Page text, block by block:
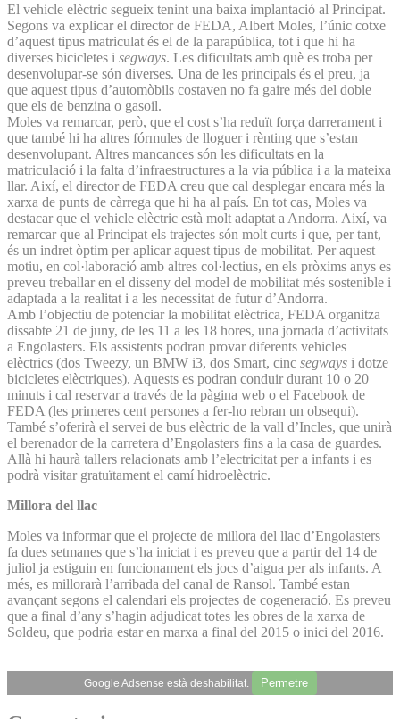
El vehicle elèctric segueix tenint una baixa implantació al Principat.
Segons va explicar el director de FEDA, Albert Moles, l’únic cotxe
d’aquest tipus matriculat és el de la parapública, tot i que hi ha
diverses bicicletes i segways. Les dificultats amb què es troba per
desenvolupar-se són diverses. Una de les principals és el preu, ja
que aquest tipus d’automòbils costaven no fa gaire més del doble
que els de benzina o gasoil.
Moles va remarcar, però, que el cost s’ha reduït força darrerament i
que també hi ha altres fórmules de lloguer i rènting que s’estan
desenvolupant. Altres mancances són les dificultats en la
matriculació i la falta d’infraestructures a la via pública i a la mateixa
llar. Així, el director de FEDA creu que cal desplegar encara més la
xarxa de punts de càrrega que hi ha al país. En tot cas, Moles va
destacar que el vehicle elèctric està molt adaptat a Andorra. Així, va
remarcar que al Principat els trajectes són molt curts i que, per tant,
és un indret òptim per aplicar aquest tipus de mobilitat. Per aquest
motiu, en col·laboració amb altres col·lectius, en els pròxims anys es
preveu treballar en el disseny del model de mobilitat més sostenible i
adaptada a la realitat i a les necessitat de futur d’Andorra.
Amb l’objectiu de potenciar la mobilitat elèctrica, FEDA organitza
dissabte 21 de juny, de les 11 a les 18 hores, una jornada d’activitats
a Engolasters. Els assistents podran provar diferents vehicles
elèctrics (dos Tweezy, un BMW i3, dos Smart, cinc segways i dotze
bicicletes elèctriques). Aquests es podran conduir durant 10 o 20
minuts i cal reservar a través de la pàgina web o el Facebook de
FEDA (les primeres cent persones a fer-ho rebran un obsequi).
També s’oferirà el servei de bus elèctric de la vall d’Incles, que unirà
el berenador de la carretera d’Engolasters fins a la casa de guardes.
Allà hi haurà tallers relacionats amb l’electricitat per a infants i es
podrà visitar gratuïtament el camí hidroelèctric.
Millora del llac
Moles va informar que el projecte de millora del llac d’Engolasters
fa dues setmanes que s’ha iniciat i es preveu que a partir del 14 de
juliol ja estiguin en funcionament els jocs d’aigua per als infants. A
més, es millorarà l’arribada del canal de Ransol. També estan
avançant segons el calendari els projectes de cogeneració. Es preveu
que a final d’any s’hagin adjudicat totes les obres de la xarxa de
Soldeu, que podria estar en marxa a final del 2015 o inici del 2016.
Google Adsense està deshabilitat. Permetre